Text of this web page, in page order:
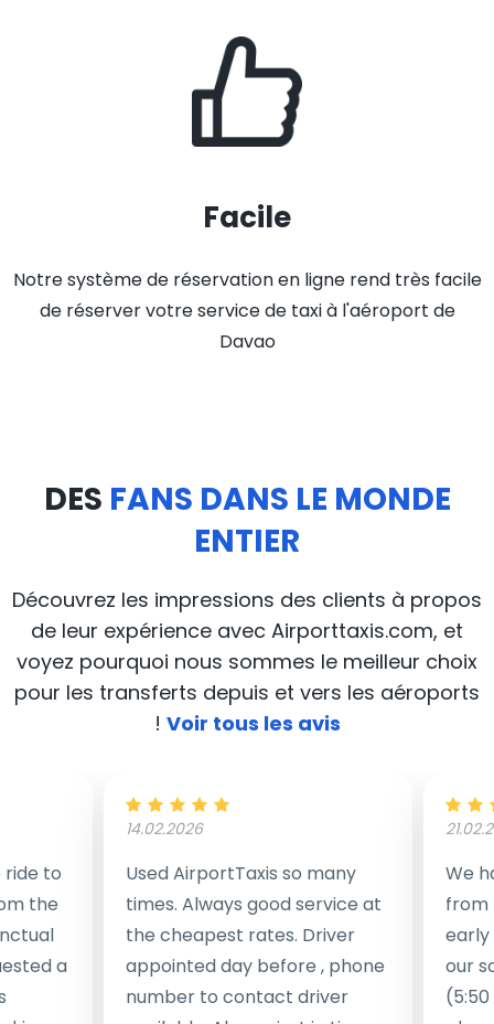
Facile
Notre système de réservation en ligne rend très facile
de réserver votre service de taxi à l'aéroport de
Davao
DES FANS DANS LE MONDE
ENTIER
Découvrez les impressions des clients à propos
de leur expérience avec Airporttaxis.com, et
voyez pourquoi nous sommes le meilleur choix
pour les transferts depuis et vers les aéroports
! Voir tous les avis
to
the
a
14.02.2026
Used AirportTaxis so many
times. Always good service at
the cheapest rates. Driver
appointed day before , phone
number to contact driver
We
from
early
our